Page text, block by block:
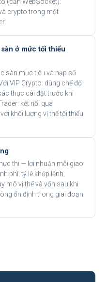
crypto trong một
ở mức tối thiểu
sàn mục tiêu và nạp số
VIP Crypto: dùng chế độ
thực cài đặt trước khi
kết nối qua
khối lượng vị thế tối thiểu
thi — lợi nhuận mỗi giao
phí, tỷ lệ khớp lệnh,
mô vị thế và vốn sau khi
ổn định trong giai đoạn